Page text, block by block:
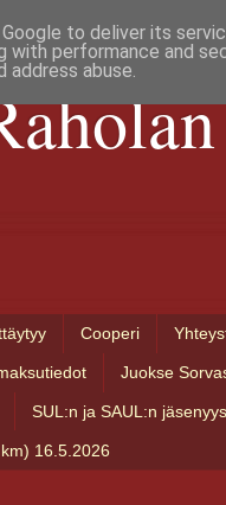
Cooperi
Juokse
SUL:n ja SAUL:n jäsenyys
16.5.2026
to deliver its
with performance and
abuse.